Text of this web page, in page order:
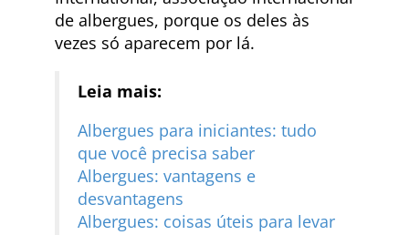
de albergues, porque os deles às
vezes só aparecem por lá.
Leia mais:
Albergues para iniciantes: tudo
que você precisa saber
Albergues: vantagens e
desvantagens
Albergues: coisas úteis para levar